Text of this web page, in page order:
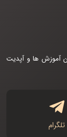
آموزش ها و آپدیت
تلگرام